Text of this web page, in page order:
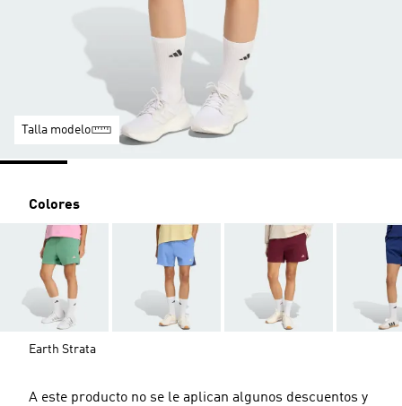
Talla modelo
Colores
Earth Strata
A este producto no se le aplican algunos descuentos y